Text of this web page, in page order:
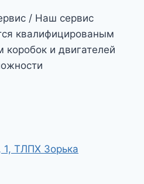
/ Наш сервис
квалифицированым
коробок и двигателей
1, ТЛПХ Зорька